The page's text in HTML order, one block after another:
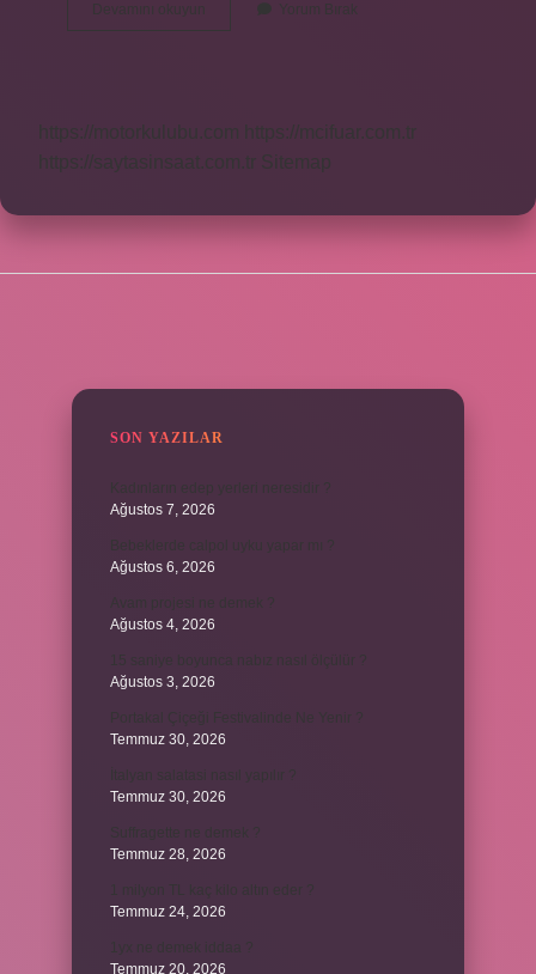
Devamını okuyun
En
Yorum Bırak
https://motorkulubu.com
https://mcifuar.com.tr
https://saytasinsaat.com.tr
Sitemap
SON YAZILAR
Ağustos 7, 2026
Ağustos 6, 2026
Ağustos 4, 2026
Ağustos 3, 2026
Temmuz 30, 2026
Temmuz 30, 2026
Temmuz 28, 2026
Temmuz 24, 2026
Temmuz 20, 2026